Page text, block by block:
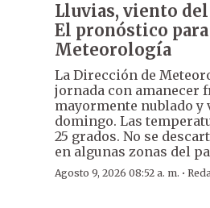
Lluvias, viento
El pronóstico
Meteorología
La Dirección de
jornada con amanecer
mayormente nublado y
domingo. Las
25 grados. No se
en algunas zonas del
Agosto 9, 2026 08:52 a. m. ·